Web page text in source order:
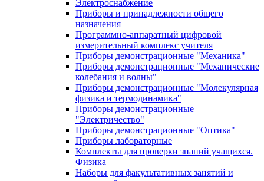
Электроснабжение
Приборы и принадлежности общего
назначения
Программно-аппаратный цифровой
измерительный комплекс учителя
Приборы демонстрационные "Механика"
Приборы демонстрационные "Механические
колебания и волны"
Приборы демонстрационные "Молекулярная
физика и термодинамика"
Приборы демонстрационные
"Электричество"
Приборы демонстрационные "Оптика"
Приборы лабораторные
Комплекты для проверки знаний учащихся.
Физика
Наборы для факультативных занятий и